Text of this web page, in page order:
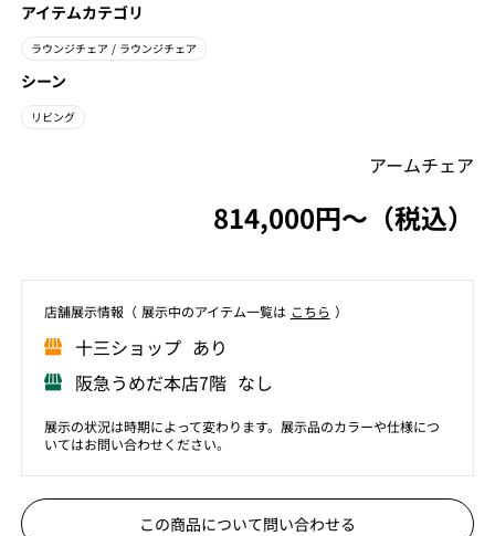
アイテムカテゴリ
ラウンジチェア / ラウンジチェア
シーン
リビング
アームチェア
814,000円〜（税込）
店舗展⽰情報（ 展⽰中のアイテム⼀覧は こちら ）
⼗三ショップ あり
阪急うめだ本店7階 なし
展示の状況は時期によって変わります。展示品のカラーや仕様につ
いてはお問い合わせください。
この商品について問い合わせる